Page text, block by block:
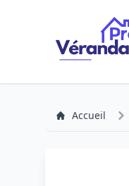
Accueil